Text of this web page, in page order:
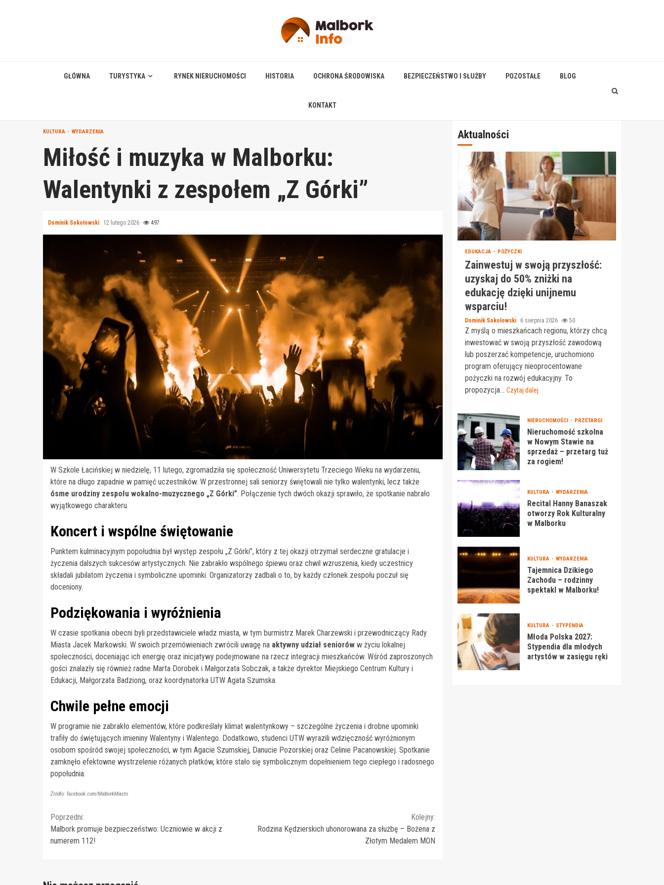
GŁÓWNA TURYSTYKA RYNEK NIERUCHOMOŚCI HISTORIA OCHRONA ŚRODOWISKA BEZPIECZEŃSTWO I SŁUŻBY POZOSTAŁE BLOG
KONTAKT
KULTURA WYDARZENIA
Miłość i muzyka w Malborku:
Walentynki z zespołem „Z Górki”
Dominik Sokołowski 12 lutego 2026 497
W Szkole Łacińskiej w niedzielę, 11 lutego, zgromadziła się społeczność Uniwersytetu Trzeciego Wieku na wydarzeniu,
które na długo zapadnie w pamięć uczestników. W przestronnej sali seniorzy świętowali nie tylko walentynki, lecz także
ósme urodziny zespołu wokalno-muzycznego „Z Górki”. Połączenie tych dwóch okazji sprawiło, że spotkanie nabrało
wyjątkowego charakteru.
Koncert i wspólne świętowanie
Punktem kulminacyjnym popołudnia był występ zespołu „Z Górki”, który z tej okazji otrzymał serdeczne gratulacje i
życzenia dalszych sukcesów artystycznych. Nie zabrakło wspólnego śpiewu oraz chwil wzruszenia, kiedy uczestnicy
składali jubilatom życzenia i symboliczne upominki. Organizatorzy zadbali o to, by każdy członek zespołu poczuł się
doceniony.
Podziękowania i wyróżnienia
W czasie spotkania obecni byli przedstawiciele władz miasta, w tym burmistrz Marek Charzewski i przewodniczący Rady
Miasta Jacek Markowski. W swoich przemówieniach zwrócili uwagę na aktywny udział seniorów w życiu lokalnej
społeczności, doceniając ich energię oraz inicjatywy podejmowane na rzecz integracji mieszkańców. Wśród zaproszonych
gości znalazły się również radne Marta Dorobek i Małgorzata Sobczak, a także dyrektor Miejskiego Centrum Kultury i
Edukacji, Małgorzata Badziong, oraz koordynatorka UTW Agata Szumska.
Chwile pełne emocji
W programie nie zabrakło elementów, które podkreślały klimat walentynkowy – szczególne życzenia i drobne upominki
trafiły do świętujących imieniny Walentyny i Walentego. Dodatkowo, studenci UTW wyrazili wdzięczność wyróżnionym
osobom spośród swojej społeczności, w tym Agacie Szumskiej, Danucie Pozorskiej oraz Celinie Pacanowskiej. Spotkanie
zamknęło efektowne wystrzelenie różanych płatków, które stało się symbolicznym dopełnieniem tego ciepłego i radosnego
popołudnia.
Źródło: facebook.com/MalborkMiasto
Continue
Reading
Poprzedni:
Malbork promuje bezpieczeństwo: Uczniowie w akcji z
numerem 112!
Kolejny:
Rodzina Kędzierskich uhonorowana za służbę – Bożena z
Złotym Medalem MON
Aktualności
EDUKACJA POŻYCZKI
Zainwestuj w swoją przyszłość:
uzyskaj do 50% zniżki na
edukację dzięki unijnemu
wsparciu!
Dominik Sokołowski 6 sierpnia 2026 50
Z myślą o mieszkańcach regionu, którzy chcą
inwestować w swoją przyszłość zawodową
lub poszerzać kompetencje, uruchomiono
program oferujący nieoprocentowane
pożyczki na rozwój edukacyjny. To
propozycja... Czytaj dalej
NIERUCHOMOŚCI PRZETARGI
Nieruchomość szkolna
w Nowym Stawie na
sprzedaż – przetarg tuż
za rogiem!
KULTURA WYDARZENIA
Recital Hanny Banaszak
otworzy Rok Kulturalny
w Malborku
KULTURA WYDARZENIA
Tajemnica Dzikiego
Zachodu – rodzinny
spektakl w Malborku!
KULTURA STYPENDIA
Młoda Polska 2027:
Stypendia dla młodych
artystów w zasięgu ręki